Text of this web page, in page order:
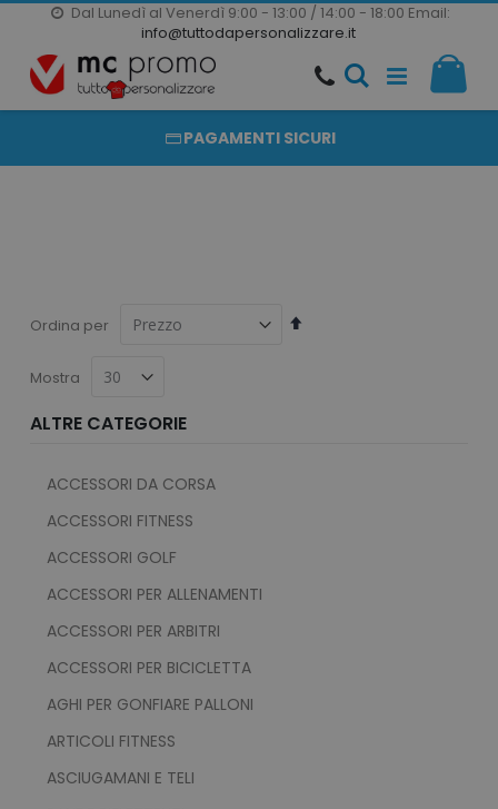
Dal Lunedì al Venerdì 9:00 - 13:00 / 14:00 - 18:00 Email:
info@tuttodapersonalizzare.it
Salta
al
contenuto
20000 PRODOTTI
PRODOTTI COMPLETAMENTE PERSONALIZZABILI
PAGAMENTI SICURI
Ordina per
Mostra
ALTRE CATEGORIE
ACCESSORI DA CORSA
ACCESSORI FITNESS
ACCESSORI GOLF
ACCESSORI PER ALLENAMENTI
ACCESSORI PER ARBITRI
ACCESSORI PER BICICLETTA
AGHI PER GONFIARE PALLONI
ARTICOLI FITNESS
ASCIUGAMANI E TELI